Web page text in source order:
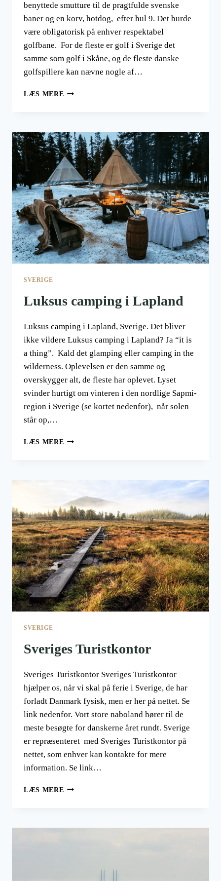
benyttede smutture til de pragtfulde svenske
baner og en korv, hotdog, efter hul 9. Det burde
være obligatorisk på enhver respektabel
golfbane. For de fleste er golf i Sverige det
samme som golf i Skåne, og de fleste danske
golfspillere kan nævne nogle af…
LÆS MERE GOLF
DANSKERNE
TIL
DE
SKØNNE
BANER
SVERIGE
Luksus camping i Lapland
Luksus camping i Lapland, Sverige. Det bliver
ikke vildere Luksus camping i Lapland? Ja “it is
a thing”. Kald det glamping eller camping in the
wilderness. Oplevelsen er den samme og
overskygger alt, de fleste har oplevet. Lyset
svinder hurtigt om vinteren i den nordlige Sapmi-
region i Sverige (se kortet nedenfor), når solen
står op,…
LÆS MERE LUKSUS
SVERIGE
Sveriges Turistkontor
Sveriges Turistkontor Sveriges Turistkontor
hjælper os, når vi skal på ferie i Sverige, de har
forladt Danmark fysisk, men er her på nettet. Se
link nedenfor. Vort store naboland hører til de
meste besøgte for danskerne året rundt. Sverige
er repræsenteret med Sveriges Turistkontor på
nettet, som enhver kan kontakte for mere
information. Se link…
LÆS MERE SVERIGES